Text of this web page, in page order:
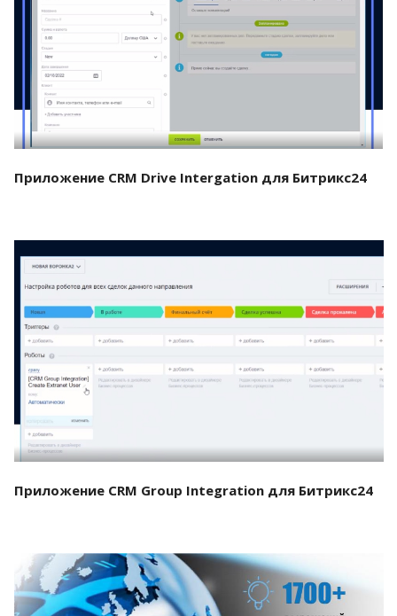
Смотреть проект
Приложение CRM Drive Intergation для Битрикс24
Смотреть проект
Приложение CRM Group Integration для Битрикс24